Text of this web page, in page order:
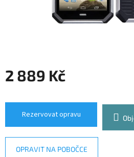
2 889 Kč
cena:
Rezervovat opravu
OPRAVIT NA POBOČCE